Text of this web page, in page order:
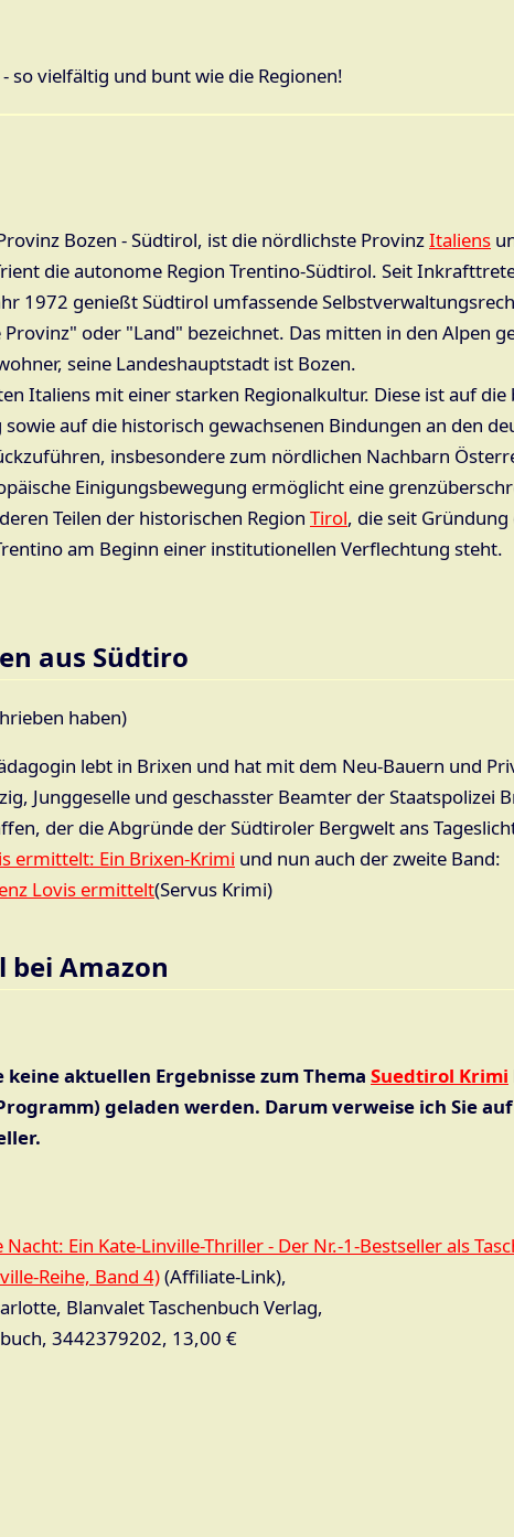
so vielfältig und bunt wie die Regionen!
Bozen ‐ Südtirol, ist die nördlichste ProvinzItaliens
die autonome Region Trentino-Südtirol. Seit
1972 genießt Südtirol umfassende
oder "Land" bezeichnet. Das mitten in den Alpen
seine Landeshauptstadt ist Bozen.
Italiens mit einer starken Regionalkultur. Diese ist auf die
auf die historisch gewachsenen Bindungen an den
insbesondere zum nördlichen Nachbarn
Einigungsbewegung ermöglicht eine
Teilen der historischen Region Tirol, die seit Gründung
am Beginn einer institutionellen Verflechtung steht.
aus Südtiro
haben)
lebt in Brixen und hat mit dem Neu-Bauern und
Junggeselle und geschasster Beamter der Staatspolizei
der die Abgründe der Südtiroler Bergwelt ans
ermittelt: Ein Brixen-Krimi und nun auch der zweite Band:
Lovis ermittelt(Servus Krimi)
bei Amazon
aktuellen Ergebnisse zum Thema Suedtirol Krimi
geladen werden. Darum verweise ich Sie
Nacht: Ein Kate-Linville-Thriller - Der Nr.-1-Bestseller als
Reihe, Band 4)(Affiliate-Link),
Blanvalet Taschenbuch Verlag,
3442379202, 13,00 €